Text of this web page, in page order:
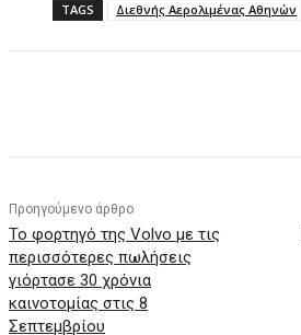
TAGS Διεθνής Αερολιμένας Αθηνών
Προηγούμενο άρθρο
Το φορτηγό της Volvo με τις
περισσότερες πωλήσεις
γιόρτασε 30 χρόνια
καινοτομίας στις 8
Σεπτεμβρίου